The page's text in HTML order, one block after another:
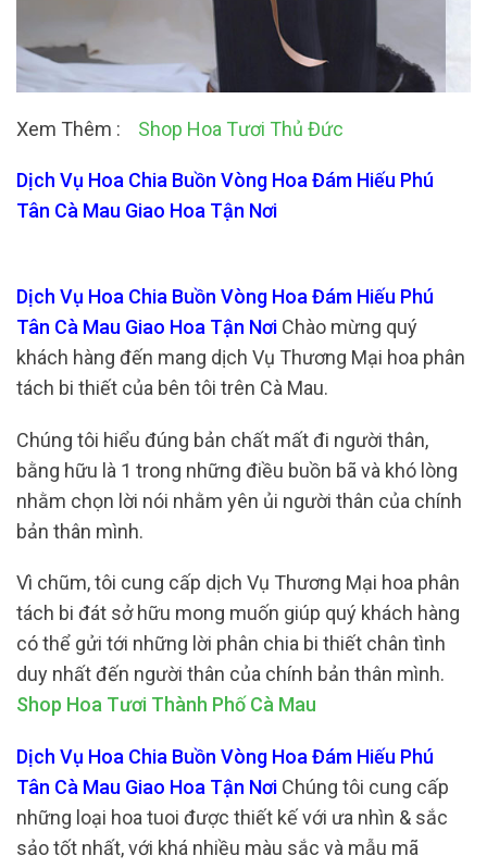
Xem Thêm : Shop Hoa Tươi Thủ Đức
Dịch Vụ Hoa Chia Buồn Vòng Hoa Đám Hiếu Phú
Tân Cà Mau Giao Hoa Tận Nơi
Dịch Vụ Hoa Chia Buồn Vòng Hoa Đám Hiếu Phú
Tân Cà Mau Giao Hoa Tận Nơi Chào mừng quý
khách hàng đến mang dịch Vụ Thương Mại hoa phân
tách bi thiết của bên tôi trên Cà Mau.
Chúng tôi hiểu đúng bản chất mất đi người thân,
bằng hữu là 1 trong những điều buồn bã và khó lòng
nhằm chọn lời nói nhằm yên ủi người thân của chính
bản thân mình.
Vì chũm, tôi cung cấp dịch Vụ Thương Mại hoa phân
tách bi đát sở hữu mong muốn giúp quý khách hàng
có thể gửi tới những lời phân chia bi thiết chân tình
duy nhất đến người thân của chính bản thân mình.
Shop Hoa Tươi Thành Phố Cà Mau
Dịch Vụ Hoa Chia Buồn Vòng Hoa Đám Hiếu Phú
Tân Cà Mau Giao Hoa Tận Nơi Chúng tôi cung cấp
những loại hoa tuoi được thiết kế với ưa nhìn & sắc
sảo tốt nhất, với khá nhiều màu sắc và mẫu mã